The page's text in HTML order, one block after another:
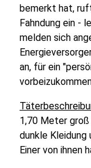
bemerkt hat,
Fahndung ein -
melden sich
an, für ein
1,70 Meter
dunkle
Einer von ihnen